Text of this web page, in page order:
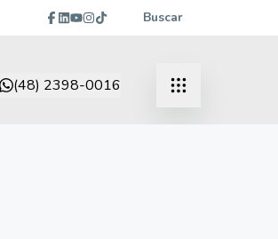
Buscar
(48) 2398-0016